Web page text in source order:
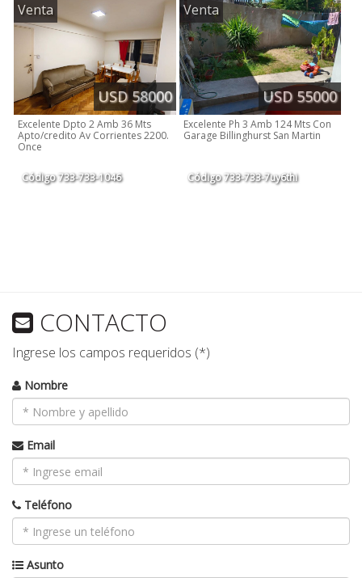
Código733-733-1046
Venta
USD 58000
Excelente Dpto 2 Amb 36 Mts
Apto/credito Av Corrientes 2200.
Once
Código733-733-7uy6thi
Venta
USD 55000
Excelente Ph 3 Amb 124 Mts Con
Garage Billinghurst San Martin
CONTACTO
Ingrese los campos requeridos (*)
Nombre
Email
Teléfono
Asunto